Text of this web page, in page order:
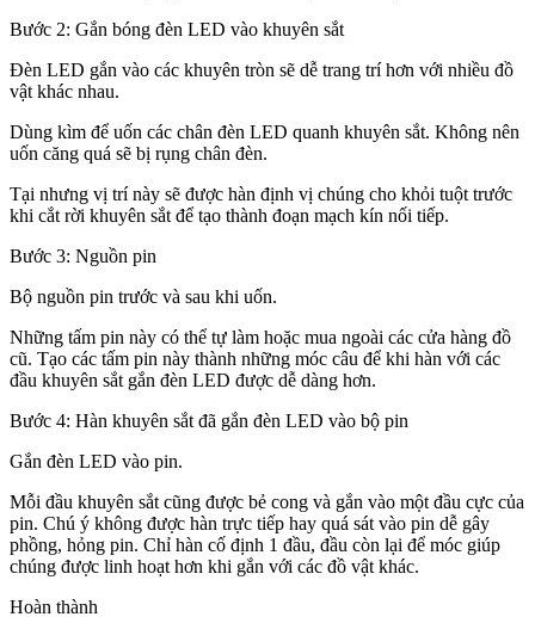
Bước 2: Gắn bóng đèn LED vào khuyên sắt
Đèn LED gắn vào các khuyên tròn sẽ dễ trang trí hơn với nhiều đồ
vật khác nhau.
Dùng kìm để uốn các chân đèn LED quanh khuyên sắt. Không nên
uốn căng quá sẽ bị rụng chân đèn.
Tại nhưng vị trí này sẽ được hàn định vị chúng cho khỏi tuột trước
khi cắt rời khuyên sắt để tạo thành đoạn mạch kín nối tiếp.
Bước 3: Nguồn pin
Bộ nguồn pin trước và sau khi uốn.
Những tấm pin này có thể tự làm hoặc mua ngoài các cửa hàng đồ
cũ. Tạo các tấm pin này thành những móc câu để khi hàn với các
đầu khuyên sắt gắn đèn LED được dễ dàng hơn.
Bước 4: Hàn khuyên sắt đã gắn đèn LED vào bộ pin
Gắn đèn LED vào pin.
Mỗi đầu khuyên sắt cũng được bẻ cong và gắn vào một đầu cực của
pin. Chú ý không được hàn trực tiếp hay quá sát vào pin dễ gây
phồng, hỏng pin. Chỉ hàn cố định 1 đầu, đầu còn lại để móc giúp
chúng được linh hoạt hơn khi gắn với các đồ vật khác.
Hoàn thành